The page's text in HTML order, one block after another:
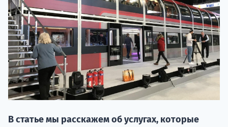
В статье мы расскажем об услугах, которые
20.09